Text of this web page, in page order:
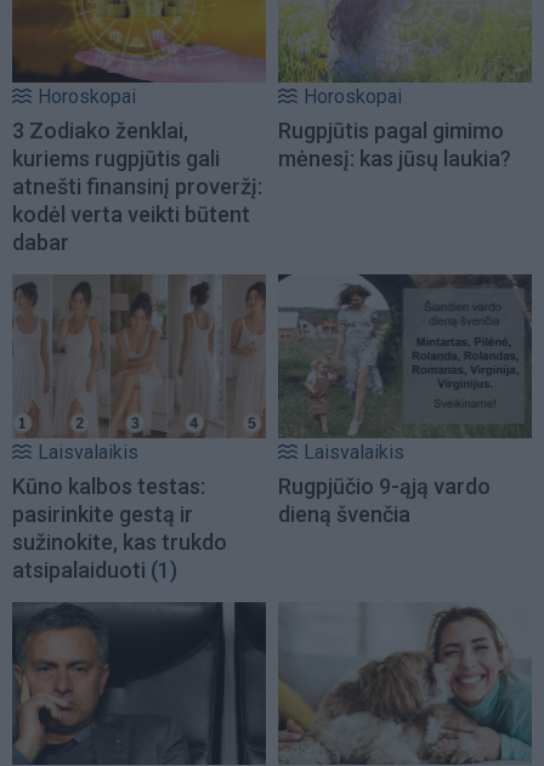
Horoskopai
3 Zodiako ženklai,
kuriems rugpjūtis gali
atnešti finansinį proveržį:
kodėl verta veikti būtent
dabar
Horoskopai
Rugpjūtis pagal gimimo
mėnesį: kas jūsų laukia?
Laisvalaikis
Kūno kalbos testas:
pasirinkite gestą ir
sužinokite, kas trukdo
atsipalaiduoti (1)
Laisvalaikis
Rugpjūčio 9-ąją vardo
dieną švenčia